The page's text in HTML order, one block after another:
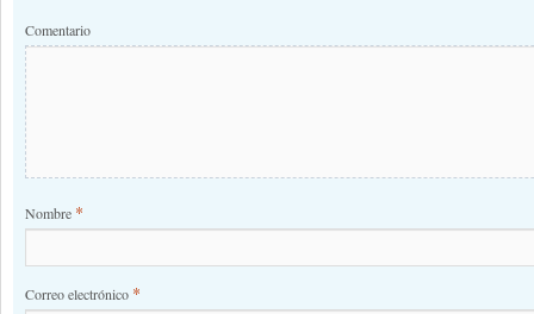
Comentario
Nombre *
Correo electrónico *